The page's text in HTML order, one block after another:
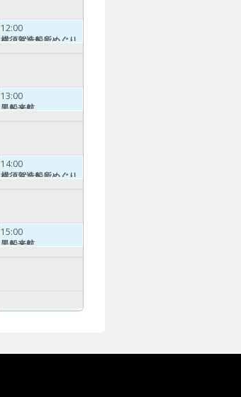
12:00
横須賀造船所めぐり
13:00
黒船来航
14:00
横須賀造船所めぐり
15:00
黒船来航